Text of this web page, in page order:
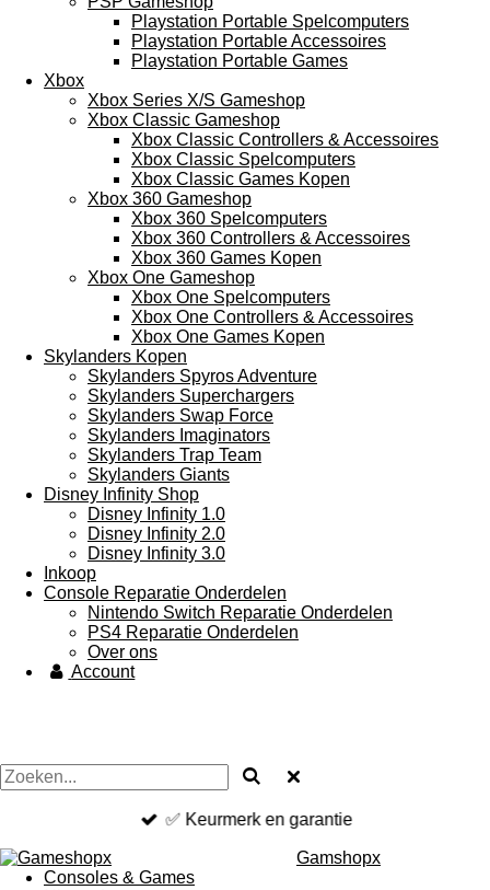
Playstation Portable Spelcomputers
Playstation Portable Accessoires
Playstation Portable Games
Xbox
Xbox Series X/S Gameshop
Xbox Classic Gameshop
Xbox Classic Controllers & Accessoires
Xbox Classic Spelcomputers
Xbox Classic Games Kopen
Xbox 360 Gameshop
Xbox 360 Spelcomputers
Xbox 360 Controllers & Accessoires
Xbox 360 Games Kopen
Xbox One Gameshop
Xbox One Spelcomputers
Xbox One Controllers & Accessoires
Xbox One Games Kopen
Skylanders Kopen
Skylanders Spyros Adventure
Skylanders Superchargers
Skylanders Swap Force
Skylanders Imaginators
Skylanders Trap Team
Skylanders Giants
Disney Infinity Shop
Disney Infinity 1.0
Disney Infinity 2.0
Disney Infinity 3.0
Inkoop
Console Reparatie Onderdelen
Nintendo Switch Reparatie Onderdelen
PS4 Reparatie Onderdelen
Over ons
Account
✅ Keurmerk en garantie
Gamshopx
Consoles & Games